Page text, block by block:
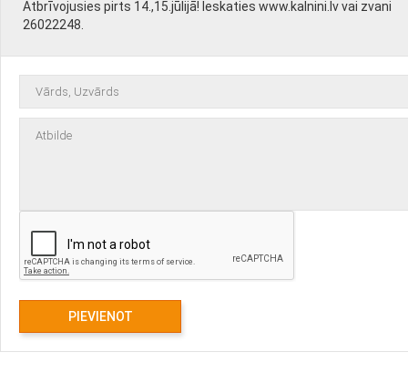
Atbrīvojusies pirts 14.,15.jūlijā! Ieskaties www.kalnini.lv vai zvani
26022248.